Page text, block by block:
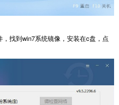
找到win7系统镜像，安装在c盘，点